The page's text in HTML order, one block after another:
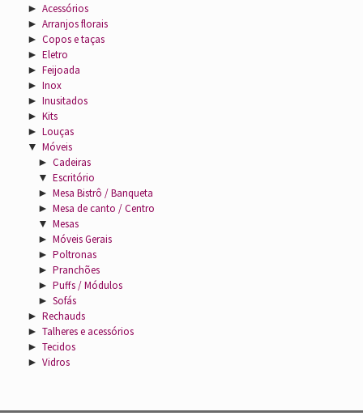
► Acessórios
► Arranjos florais
► Copos e taças
► Eletro
► Feijoada
► Inox
► Inusitados
► Kits
► Louças
▼ Móveis
► Cadeiras
▼ Escritório
► Mesa Bistrô / Banqueta
► Mesa de canto / Centro
▼ Mesas
► Móveis Gerais
► Poltronas
► Pranchões
► Puffs / Módulos
► Sofás
► Rechauds
► Talheres e acessórios
► Tecidos
► Vidros